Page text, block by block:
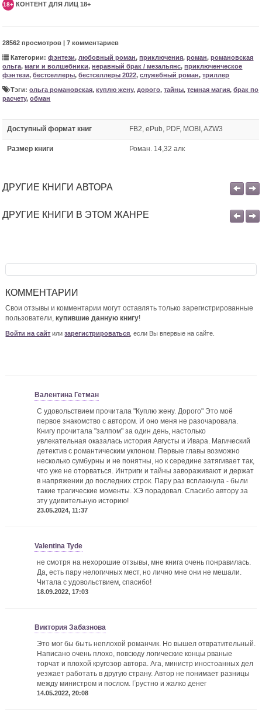
18+ КОНТЕНТ ДЛЯ ЛИЦ 18+
28562 просмотров | 7 комментариев
Категории:фэнтези, любовный роман,приключения,роман,романовская
ольга,маги и волшебники,неравный брак / мезальянс,приключенческое
фэнтези,бестселлеры,бестселлеры 2022,служебный роман,триллер
Тэги:ольга романовская,куплю жену, дорого,тайны,темная магия,брак по
расчету,обман
Доступный формат книг FB2, ePub, PDF, MOBI, AZW3
Размер книги Роман. 14,32 алк
ДРУГИЕ КНИГИ АВТОРА
ДРУГИЕ КНИГИ В ЭТОМ ЖАНРЕ
КОММЕНТАРИИ
Свои отзывы и комментарии могут оставлять только зарегистрированные
пользователи,купившие данную книгу!
Войти на сайт илизарегистрироваться , если Вы впервые на сайте.
Валентина Гетман
С удовольствием прочитала "Куплю жену. Дорого" Это моё
первое знакомство с автором. И оно меня не разочаровала.
Книгу прочитала "залпом" за один день, настолько
увлекательная оказалась история Августы и Ивара. Магический
детектив с романтическим уклоном. Первые главы возможно
несколько сумбурны и не понятны, но к середине затягивает так,
что уже не оторваться. Интриги и тайны завораживают и держат
в напряжении до последних строк. Пару раз всплакнула - были
такие трагические моменты. ХЭ порадовал. Спасибо автору за
эту удивительную историю!
23.05.2024, 11:37
Valentina Tyde
не смотря на нехорошие отзывы, мне книга очень понравилась.
Да, есть пару нелогичных мест, но лично мне они не мешали.
Читала с удовольствием, спасибо!
18.09.2022, 17:03
Виктория Забазнова
Это мог бы быть неплохой романчик. Но вышел отвратительный.
Написано очень плохо, повсюду логические концы рваные
торчат и плохой кругозор автора. Ага, министр иностоанных дел
уезжает работать в другую страну. Автор не понимает разницы
между министром и послом. Грустно и жалко денег
14.05.2022, 20:08